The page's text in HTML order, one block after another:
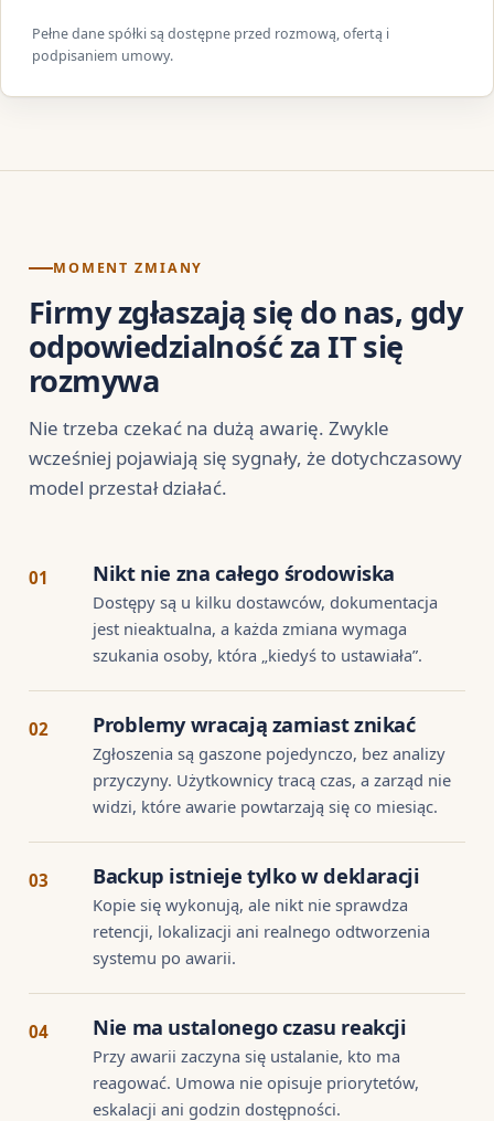
Pełne dane spółki są dostępne przed rozmową, ofertą i
podpisaniem umowy.
MOMENT ZMIANY
Firmy zgłaszają się do nas, gdy
odpowiedzialność za IT się
rozmywa
Nie trzeba czekać na dużą awarię. Zwykle
wcześniej pojawiają się sygnały, że dotychczasowy
model przestał działać.
01 Nikt nie zna całego środowiska
Dostępy są u kilku dostawców, dokumentacja
jest nieaktualna, a każda zmiana wymaga
szukania osoby, która „kiedyś to ustawiała”.
02 Problemy wracają zamiast znikać
Zgłoszenia są gaszone pojedynczo, bez analizy
przyczyny. Użytkownicy tracą czas, a zarząd nie
widzi, które awarie powtarzają się co miesiąc.
03 Backup istnieje tylko w deklaracji
Kopie się wykonują, ale nikt nie sprawdza
retencji, lokalizacji ani realnego odtworzenia
systemu po awarii.
04 Nie ma ustalonego czasu reakcji
Przy awarii zaczyna się ustalanie, kto ma
reagować. Umowa nie opisuje priorytetów,
eskalacji ani godzin dostępności.